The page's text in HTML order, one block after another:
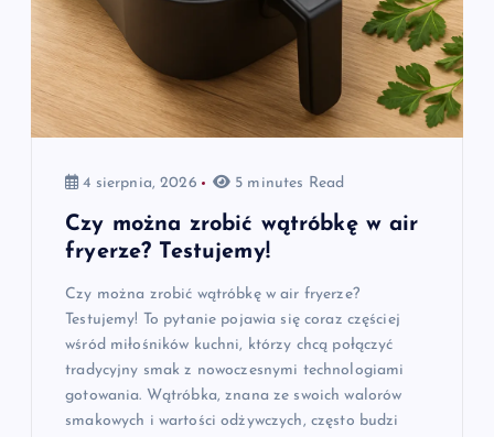
4 sierpnia, 2026 5 minutes Read
Czy można zrobić wątróbkę w air
fryerze? Testujemy!
Czy można zrobić wątróbkę w air fryerze?
Testujemy! To pytanie pojawia się coraz częściej
wśród miłośników kuchni, którzy chcą połączyć
tradycyjny smak z nowoczesnymi technologiami
gotowania. Wątróbka, znana ze swoich walorów
smakowych i wartości odżywczych, często budzi